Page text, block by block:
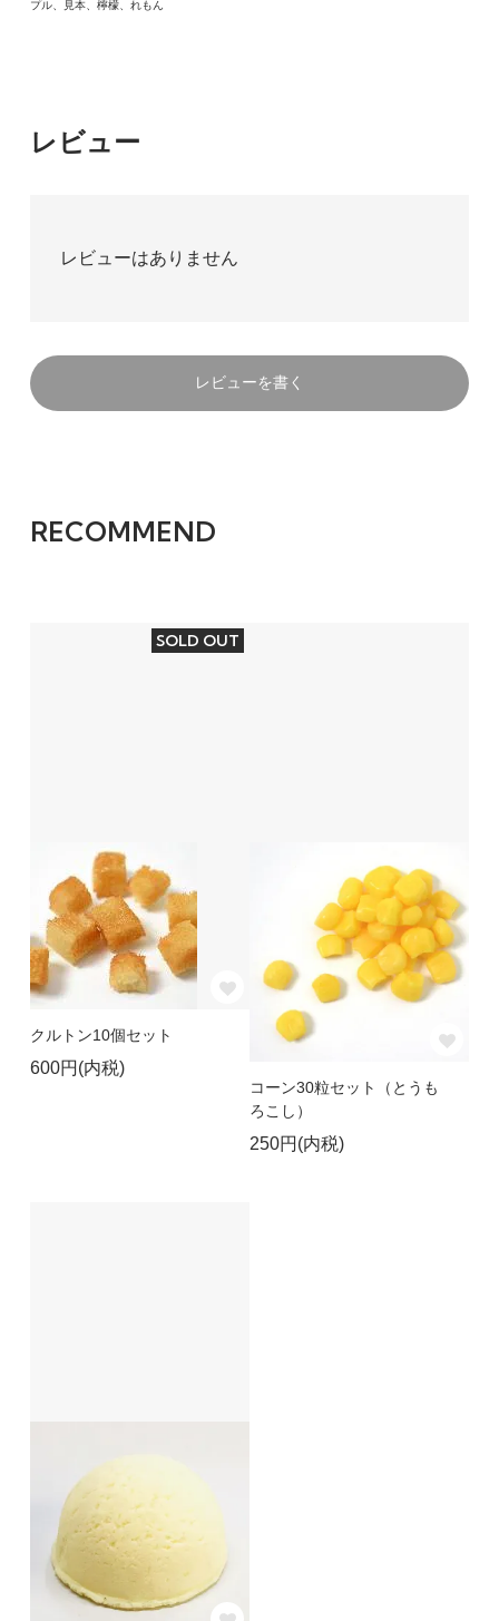
プル、見本、檸檬、れもん
レビュー
レビューはありません
レビューを書く
RECOMMEND
SOLD OUT
クルトン10個セット
600円(内税)
コーン30粒セット（とうも
ろこし）
250円(内税)